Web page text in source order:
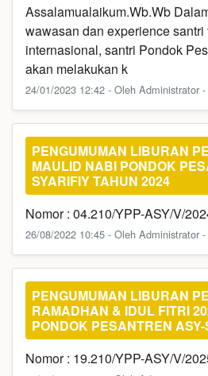
Assalamualaikum.Wb.Wb
wawasan dan experience
internasional, santri Pondok
akan melakukan k
24/01/2023 12:42 - Oleh Administrator
PENGUMUMAN LIBURAN
MAULID NABI PONDOK
SYARIFIY TAHUN 2024
Nomor : 04.210/YPP-ASY/V/
26/08/2022 10:45 - Oleh Administrator
PENGUMUMAN LIBURAN
RAMADHAN & IDUL FITRI
PONDOK PESANTREN
Nomor : 19.210/YPP-ASY/V/